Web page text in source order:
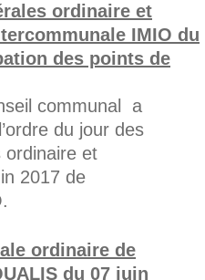
ordinaire et
IMIO du
des points de
communal a
du jour des
ordinaire et
2017 de
ordinaire de
du 07 juin